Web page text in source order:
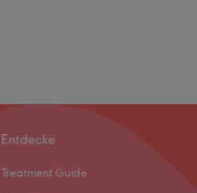
Entdecke
Treatment Guide